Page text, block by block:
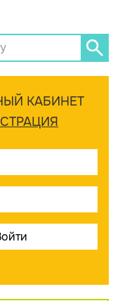
КАБИНЕТ